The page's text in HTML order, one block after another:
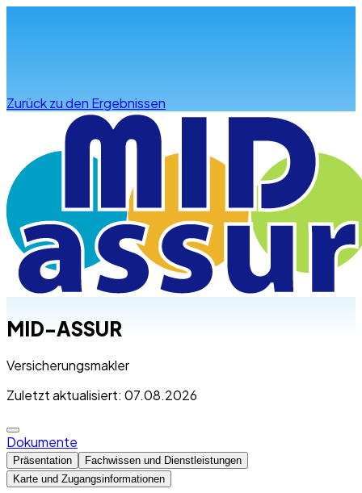
Zurück zu den Ergebnissen
MID-ASSUR
Versicherungsmakler
Zuletzt aktualisiert: 07.08.2026
Dokumente
Präsentation
Fachwissen und Dienstleistungen
Karte und Zugangsinformationen